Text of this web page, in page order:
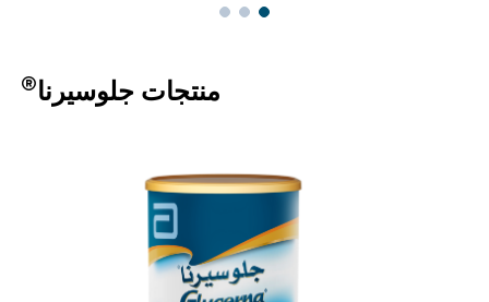
منتجات جلوسيرنا®